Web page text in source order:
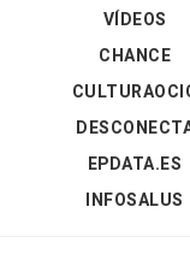
VÍDEOS
CHANCE
EPDATA.ES
INFOSALUS